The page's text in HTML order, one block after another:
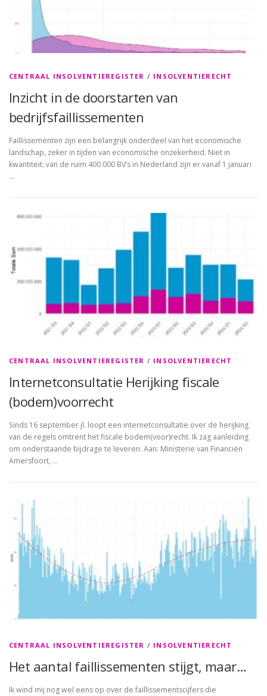
CENTRAAL INSOLVENTIEREGISTER / INSOLVENTIERECHT
Inzicht in de doorstarten van
bedrijfsfaillissementen
Faillissementen zijn een belangrijk onderdeel van het economische
landschap, zeker in tijden van economische onzekerheid. Niet in
kwantiteit: van de ruim 400.000 BV’s in Nederland zijn er vanaf 1 januari
…
CENTRAAL INSOLVENTIEREGISTER / INSOLVENTIERECHT
Internetconsultatie Herijking fiscale
(bodem)voorrecht
Sinds 16 september jl. loopt een internetconsultatie over de herijking
van de regels omtrent het fiscale bodem(voor)recht. Ik zag aanleiding
om onderstaande bijdrage te leveren. Aan: Ministerie van Financiën
Amersfoort, …
CENTRAAL INSOLVENTIEREGISTER / INSOLVENTIERECHT
Het aantal faillissementen stijgt, maar…
Ik wind mij nog wel eens op over de faillissementscijfers die